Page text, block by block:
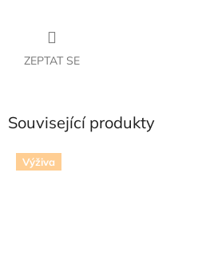
ZEPTAT SE
Související produkty
Výživa